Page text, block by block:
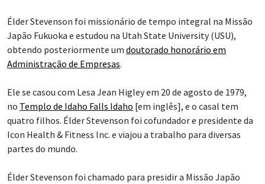
Élder Stevenson foi missionário de tempo integral na Missão
Japão Fukuoka e estudou na Utah State University (USU),
obtendo posteriormente um doutorado honorário em
Administração de Empresas.
Ele se casou com Lesa Jean Higley em 20 de agosto de 1979,
no Templo de Idaho Falls Idaho [em inglês], e o casal tem
quatro filhos. Élder Stevenson foi cofundador e presidente da
Icon Health & Fitness Inc. e viajou a trabalho para diversas
partes do mundo.
Élder Stevenson foi chamado para presidir a Missão Japão